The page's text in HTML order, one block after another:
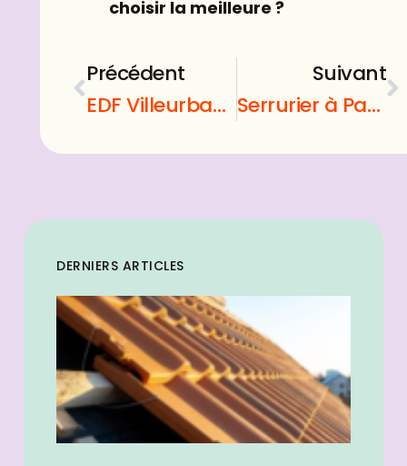
choisir la meilleure ?
Précédent
EDF Villeurbanne : pourquoi ne pas y songer ?
Suivant
Serrurier à Paris : Quels sont les services proposés ?
DERNIERS ARTICLES